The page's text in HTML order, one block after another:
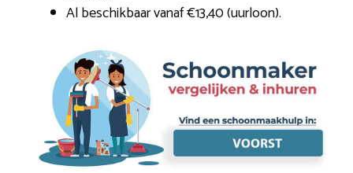
Al beschikbaar vanaf €13,40 (uurloon).